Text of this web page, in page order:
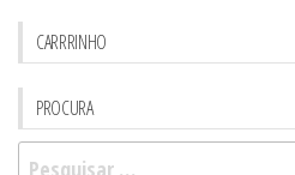
CARRRINHO
PROCURA
Pesquisar